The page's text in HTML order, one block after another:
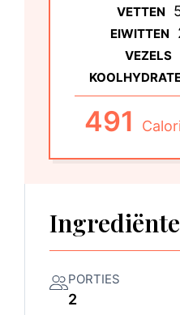
VETTEN
EIWITTEN
VEZELS
491
PORTIES
2